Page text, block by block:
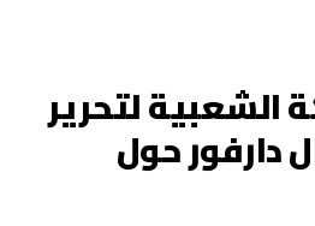
الشعبية لتحرير
دارفور حول